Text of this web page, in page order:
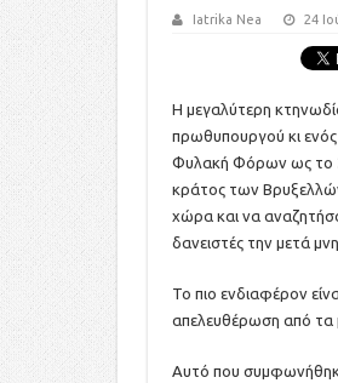
Iatrika Nea 24
H μεγαλύτερη
πρωθυπουργού κι
Φυλακή Φόρων ως το
κράτος των
χώρα και να
δανειστές την μετά
Το πιο ενδιαφέρον
απελευθέρωση από τα
Αυτό που συμφωνήθηκε